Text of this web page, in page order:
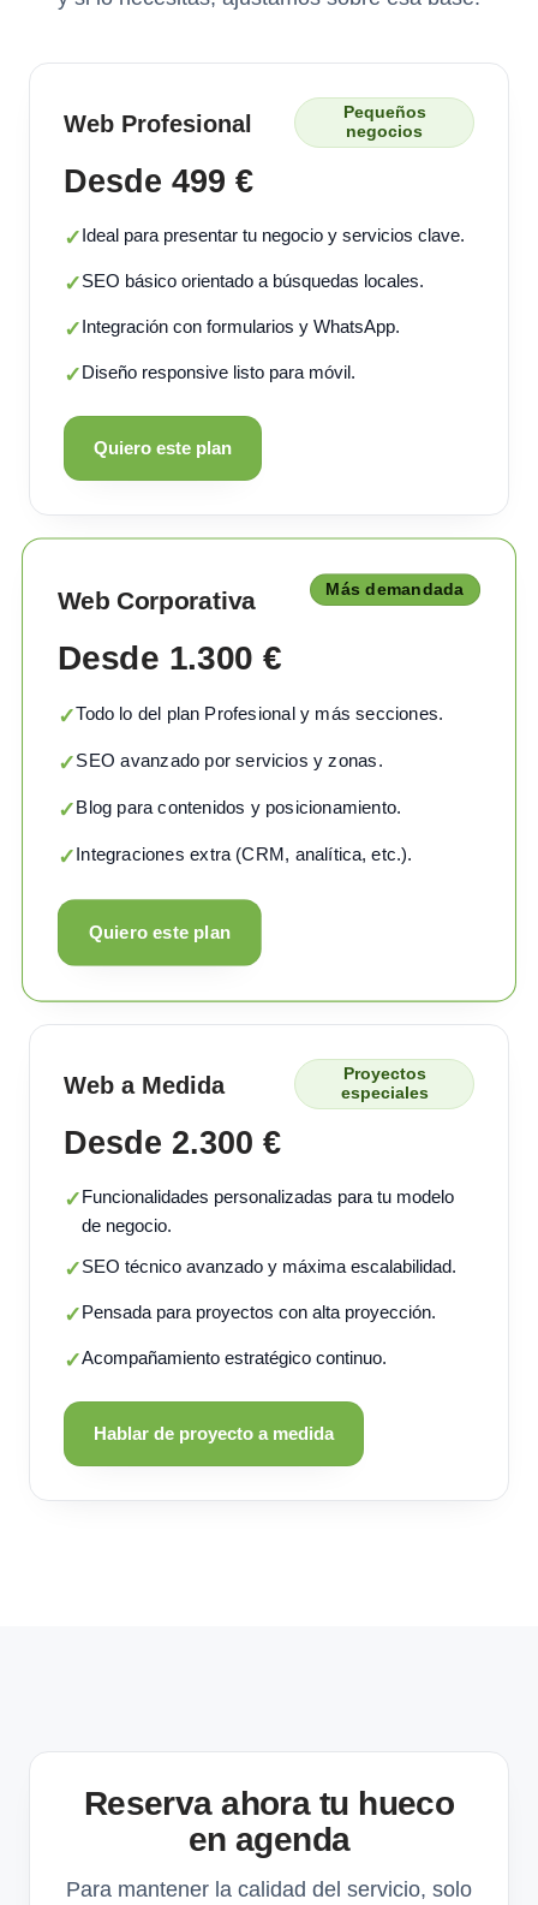
Web Profesional
Pequeños
negocios
Desde 499 €
✓Ideal para presentar tu negocio y servicios clave.
✓SEO básico orientado a búsquedas locales.
✓Integración con formularios y WhatsApp.
✓Diseño responsive listo para móvil.
Quiero este plan
Web Corporativa Más demandada
Desde 1.300 €
✓Todo lo del plan Profesional y más secciones.
✓SEO avanzado por servicios y zonas.
✓Blog para contenidos y posicionamiento.
✓Integraciones extra (CRM, analítica, etc.).
Quiero este plan
Web a Medida
Proyectos
especiales
Desde 2.300 €
✓Funcionalidades personalizadas para tu modelo
de negocio.
✓SEO técnico avanzado y máxima escalabilidad.
✓Pensada para proyectos con alta proyección.
✓Acompañamiento estratégico continuo.
Hablar de proyecto a medida
Reserva ahora tu hueco
en agenda
Para mantener la calidad del servicio, solo